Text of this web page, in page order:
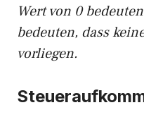
Wert von 0
bedeuten, dass
vorliegen.